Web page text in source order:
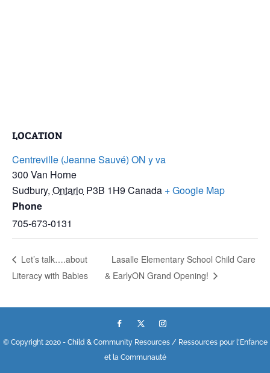
LOCATION
Centreville (Jeanne Sauvé) ON y va
300 Van Horne
Sudbury, Ontario P3B 1H9 Canada + Google Map
Phone
705-673-0131
Let’s talk….about
Literacy with Babies
Lasalle Elementary School Child Care
& EarlyON Grand Opening!
© Copyright 2020 - Child & Community Resources / Ressources pour l'Enfance
et la Communauté